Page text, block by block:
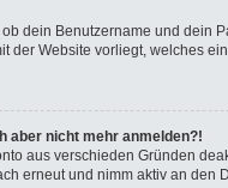
dein Benutzername und dein
der Website vorliegt, welches
aber nicht mehr anmelden?!
aus verschieden Gründen
erneut und nimm aktiv an den